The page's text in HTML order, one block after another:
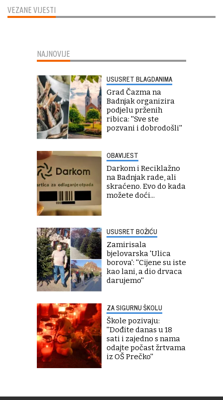
VEZANE VIJESTI
NAJNOVIJE
USUSRET BLAGDANIMA
Grad Čazma na
Badnjak organizira
podjelu prženih
ribica: ''Sve ste
pozvani i dobrodošli''
OBAVIJEST
Darkom i Reciklažno
na Badnjak rade, ali
skraćeno. Evo do kada
možete doći...
USUSRET BOŽIĆU
Zamirisala
bjelovarska 'Ulica
borova': ''Cijene su iste
kao lani, a dio drvaca
darujemo''
ZA SIGURNU ŠKOLU
Škole pozivaju:
''Dođite danas u 18
sati i zajedno s nama
odajte počast žrtvama
iz OŠ Prečko''